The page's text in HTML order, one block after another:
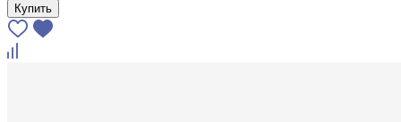
Купить